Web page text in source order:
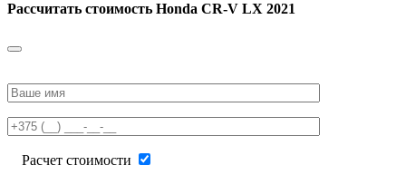
Рассчитать стоимость Honda CR-V LX 2021
leave
field
empty.
Расчет стоимости